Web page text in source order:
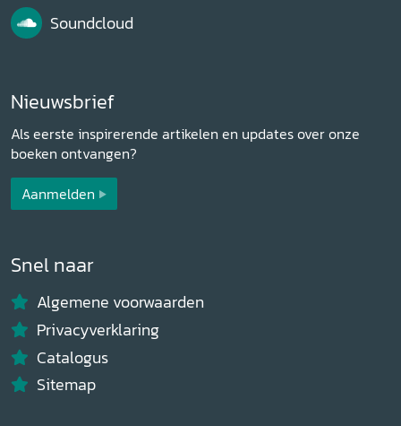
Soundcloud
Nieuwsbrief
Als eerste inspirerende artikelen en updates over onze
boeken ontvangen?
Aanmelden
Snel naar
Algemene voorwaarden
Privacyverklaring
Catalogus
Sitemap